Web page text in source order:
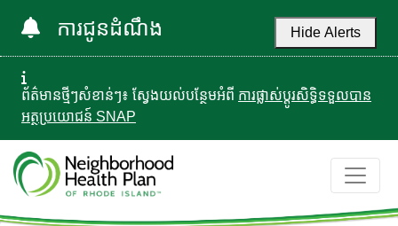
ការជូនដំណឹង Hide Alerts
ព័ត៌មានថ្មីៗសំខាន់ៗ៖ ស្វែងយល់បន្ថែមអំពី ការផ្លាស់ប្តូរសិទ្ធិទទួលបាន
អត្ថប្រយោជន៍ SNAP